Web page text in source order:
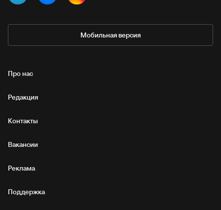
Мобильная версия
Про нас
Редакция
Контакты
Вакансии
Реклама
Поддержка